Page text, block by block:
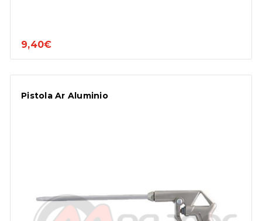
9,40€
Pistola Ar Aluminio